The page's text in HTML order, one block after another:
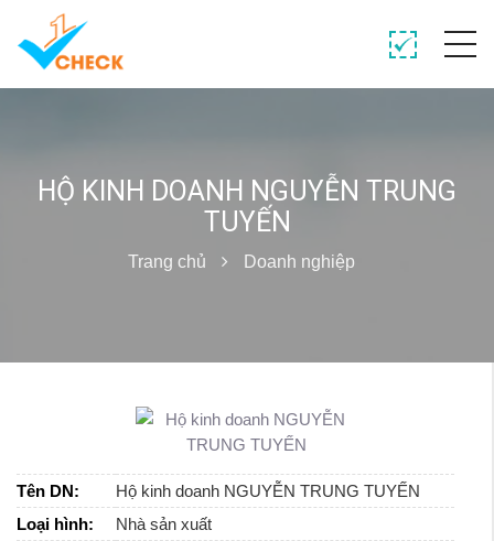
HỘ KINH DOANH NGUYỄN TRUNG
TUYẾN
Trang chủ Doanh nghiệp
Tên DN:
Hộ kinh doanh NGUYỄN TRUNG TUYẾN
Loại hình:
Nhà sản xuất